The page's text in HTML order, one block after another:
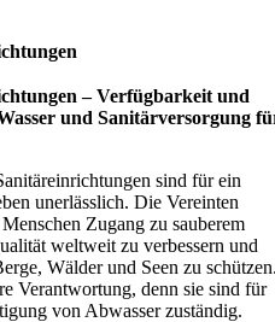
– Verfügbarkeit und
und Sanitärversorgung
sind für ein
unerlässlich. Die Vereinten
Zugang zu sauberem
weltweit zu verbessern und
Wälder und Seen zu
Verantwortung, denn sie sind für
von Abwasser zuständig.